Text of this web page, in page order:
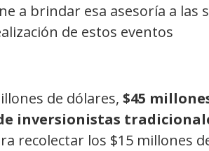
a brindar esa asesoría a las
de estos eventos
de dólares, $45
inversionistas
recolectar los $15 millones